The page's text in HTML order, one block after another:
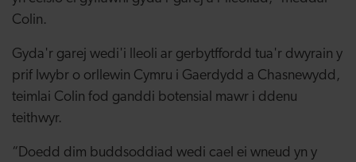
Colin.
Gyda'r garej wedi'i lleoli ar gerbytffordd tua'r dwyrain y
prif lwybr o orllewin Cymru i Gaerdydd a Chasnewydd,
teimlai Colin fod ganddi botensial mawr i ddenu
teithwyr.
“Doedd dim buddsoddiad wedi cael ei wneud yn y